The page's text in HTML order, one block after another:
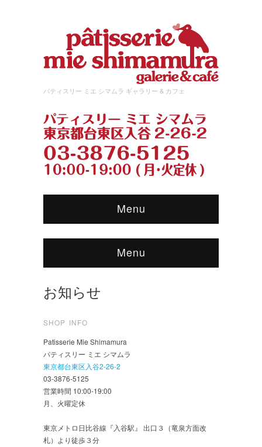
パティスリー ミエ シマムラ ギャラリー & カフェ
Menu
Menu
お知らせ
SHOP INFO
Patisserie Mie Shimamura
パティスリー ミエ シマムラ
東京都台東区入谷2-26-2
03-3876-5125
営業時間 10:00-19:00
月、火曜定休
東京メトロ日比谷線『入谷駅』 出口３（竜泉方面改
札）より徒歩３分